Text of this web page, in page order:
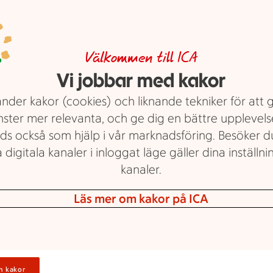
Räkor i lake MSC. ICA. 170 g.
176:47/kg utan spad. Ord.pris
Visa erbjudande
Logga in för
dina
erbjudanden
Välkommen till ICA
Vi jobbar med kakor
kakor (cookies) och liknande tekniker för att
mer relevanta, och ge dig en bättre
också som hjälp i vår marknadsföring. Besöker
digitala kanaler i inloggat läge gäller dina
kanaler.
Läs mer om kakor på ICA
kakor